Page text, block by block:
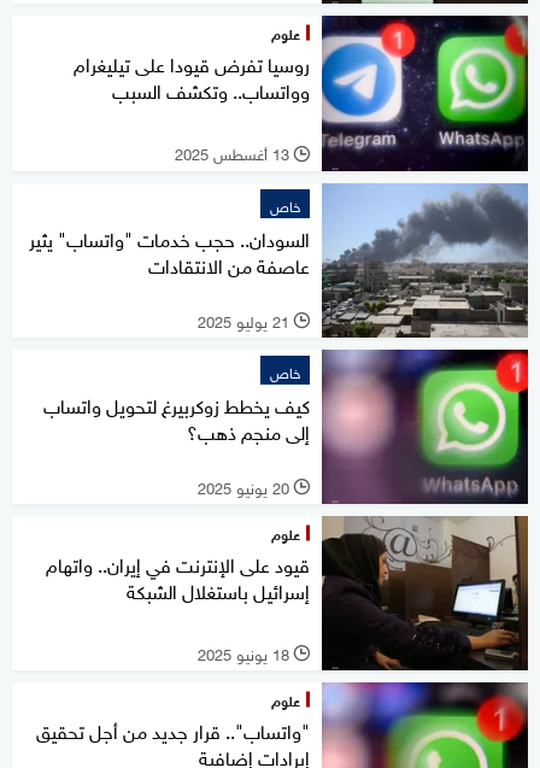
علوم
روسيا تفرض قيودا على تيليغرام
وواتساب.. وتكشف السبب
l 13 أغسطس 2025
خاص
السودان.. حجب خدمات "واتساب" يثير
عاصفة من الانتقادات
l 21 يوليو 2025
خاص
كيف يخطط زوكربيرغ لتحويل واتساب
إلى منجم ذهب؟
l 20 يونيو 2025
علوم
قيود على الإنترنت في إيران.. واتهام
إسرائيل باستغلال الشبكة
l 18 يونيو 2025
علوم
"واتساب".. قرار جديد من أجل تحقيق
إيرادات إضافية